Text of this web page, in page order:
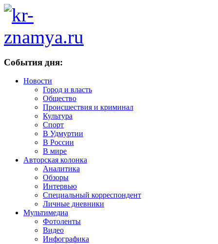
События дня:
Новости
Город и власть
Общество
Происшествия и криминал
Культура
Спорт
В Удмуртии
В России
В мире
Авторская колонка
Аналитика
Обзоры
Интервью
Специальный корреспондент
Личные дневники
Мультимедиа
Фотоленты
Видео
Инфографика